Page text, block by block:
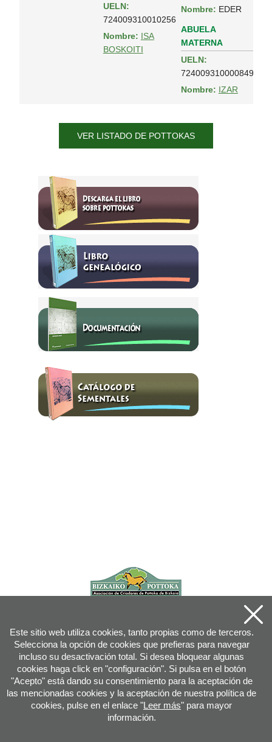
UELN:
724009310010256
Nombre: ISA
BOSKOITI
Nombre: EDER
ABUELA
MATERNA
UELN:
724009310000849
Nombre: IZAR
VER LISTADO DE POTTOKAS
Este sitio web utiliza cookies, tanto propias como de terceros.
Selecciona la opción de cookies que prefieras para navegar
incluso su desactivación total. Si desea bloquear algunas
cookies haga click en "configuración". Si pulsa en el botón
"Acepto" está dando su consentimiento para la aceptación de
las mencionadas cookies y la aceptación de nuestra política de
cookies, pulse en el enlace "Leer más" para mayor
información.